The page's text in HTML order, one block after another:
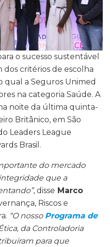
o sucesso sustentável
dos critérios de escolha
qual a Seguros Unimed
na categoria Saúde. A
noite da última quinta-
Britânico, em São
Leaders League
Brasil.
do mercado
que a
, disse Marco
Riscos e
“O nosso Programa de
da Controladoria
para que